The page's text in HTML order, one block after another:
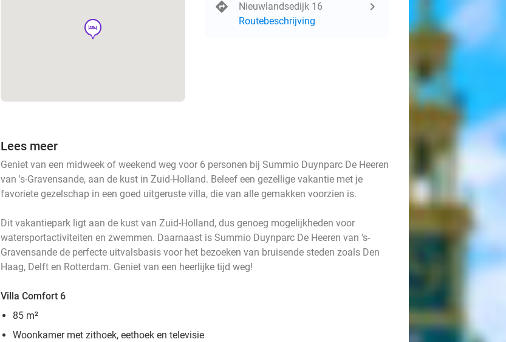
hotel
Nieuwlandsedijk 16
Routebeschrijving
Lees meer
Geniet van een midweek of weekend weg voor 6 personen bij Summio Duynparc De Heeren
van 's-Gravensande, aan de kust in Zuid-Holland. Beleef een gezellige vakantie met je
favoriete gezelschap in een goed uitgeruste villa, die van alle gemakken voorzien is.
Dit vakantiepark ligt aan de kust van Zuid-Holland, dus genoeg mogelijkheden voor
watersportactiviteiten en zwemmen. Daarnaast is Summio Duynparc De Heeren van 's-
Gravensande de perfecte uitvalsbasis voor het bezoeken van bruisende steden zoals Den
Haag, Delft en Rotterdam. Geniet van een heerlijke tijd weg!
Villa Comfort 6
85 m²
Woonkamer met zithoek, eethoek en televisie